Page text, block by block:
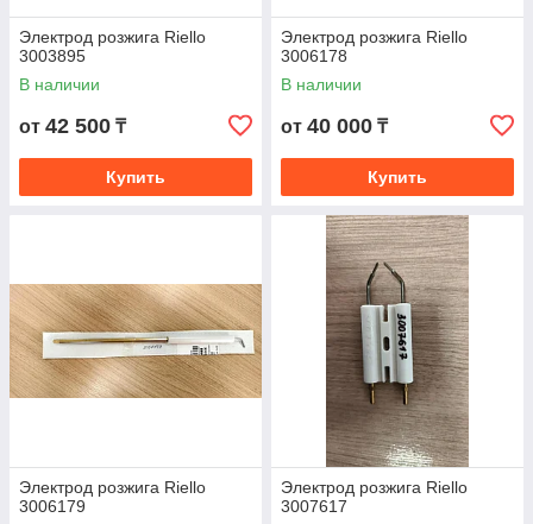
Электрод розжига Riello
3003895
В наличии
от 42 500 ₸
Купить
Электрод розжига Riello
3006178
В наличии
от 40 000 ₸
Купить
Электрод розжига Riello
3006179
Электрод розжига Riello
3007617